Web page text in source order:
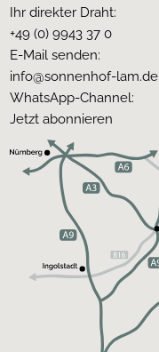
Ihr direkter Draht:
+49 (0) 9943 37 0
E-Mail senden:
info@sonnenhof-lam.de
WhatsApp-Channel:
Jetzt abonnieren